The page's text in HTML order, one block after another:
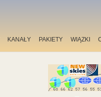
KANAŁY PAKIETY WIĄZKI